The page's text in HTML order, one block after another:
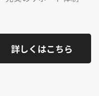
詳しくはこちら